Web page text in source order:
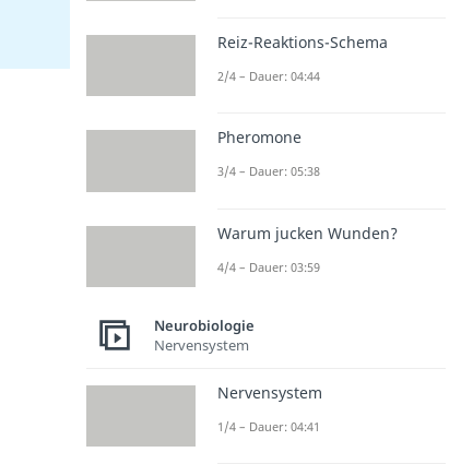
Reiz-Reaktions-Schema
2/4 – Dauer: 04:44
Pheromone
3/4 – Dauer: 05:38
Warum jucken Wunden?
4/4 – Dauer: 03:59
Neurobiologie
Nervensystem
Nervensystem
1/4 – Dauer: 04:41